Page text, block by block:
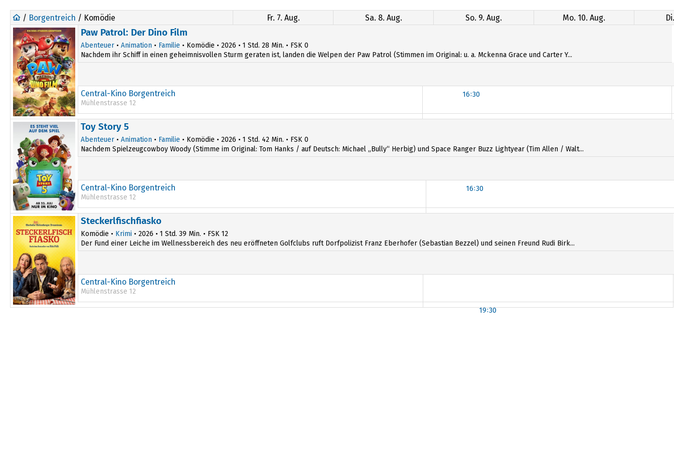
/ Borgentreich / Komödie Fr. 7. Aug. Sa. 8. Aug. So. 9. Aug. Mo. 10. Aug.
Paw Patrol: Der Dino Film
Abenteuer • Animation • Familie • Komödie • 2026 • 1 Std. 28 Min. • FSK 0
Nachdem ihr Schiff in einen geheimnisvollen Sturm geraten ist, landen die Welpen der Paw Patrol (Stimmen im Original: u. a. Mckenna Grace und Carter Y...
Central-Kino Borgentreich
Mühlenstrasse 12
16:30
16:30 16:30
Toy Story 5
Abenteuer • Animation • Familie • Komödie • 2026 • 1 Std. 42 Min. • FSK 0
Nachdem Spielzeugcowboy Woody (Stimme im Original: Tom Hanks / auf Deutsch: Michael „Bully“ Herbig) und Space Ranger Buzz Lightyear (Tim Allen / Walt...
Central-Kino Borgentreich
Mühlenstrasse 12
16:30
16:30
Steckerlfischfiasko
Komödie • Krimi • 2026 • 1 Std. 39 Min. • FSK 12
Der Fund einer Leiche im Wellnessbereich des neu eröffneten Golfclubs ruft Dorfpolizist Franz Eberhofer (Sebastian Bezzel) und seinen Freund Rudi Birk...
Central-Kino Borgentreich
Mühlenstrasse 12
19:30